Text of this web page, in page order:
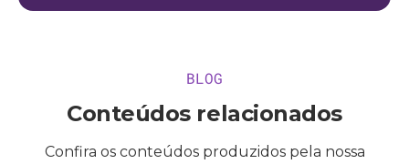
BLOG
Conteúdos relacionados
Confira os conteúdos produzidos pela nossa